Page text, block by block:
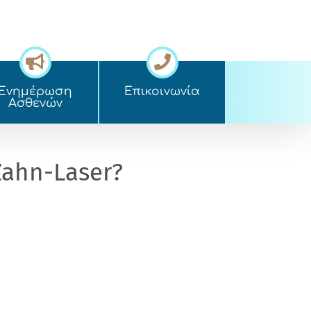
Ασθενών
Επικοινωνία
Laser?